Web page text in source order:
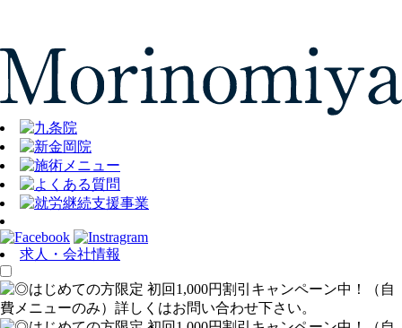
求人・会社情報